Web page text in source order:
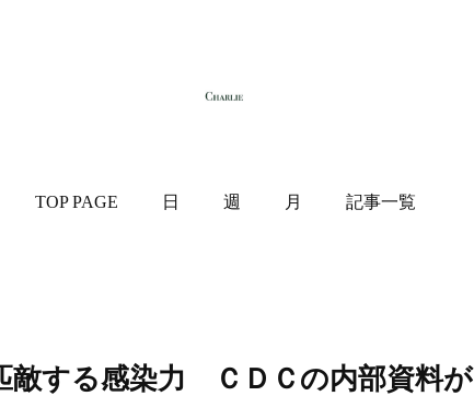
TOP PAGE 日 週 月 記事一覧
敵する感染力 ＣＤＣの内部資料が